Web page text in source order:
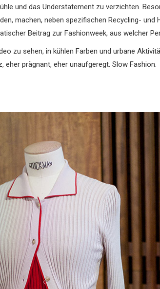
und das Understatement zu verzichten.
machen, neben spezifischen Recycling-
Beitrag zur Fashionweek, aus welcher
zu sehen, in kühlen Farben und urbane
eher prägnant, eher unaufgeregt. Slow Fashion.